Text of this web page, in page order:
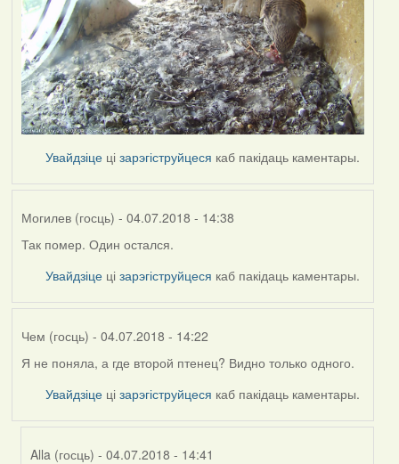
Увайдзіце цізарэгіструйцеся каб пакідаць каментары.
Могилев (госць) - 04.07.2018 - 14:38
Так помер. Один остался.
Увайдзіце цізарэгіструйцеся каб пакідаць каментары.
Чем (госць) - 04.07.2018 - 14:22
Я не поняла, а где второй птенец? Видно только одного.
Увайдзіце цізарэгіструйцеся каб пакідаць каментары.
Alla (госць) - 04.07.2018 - 14:41